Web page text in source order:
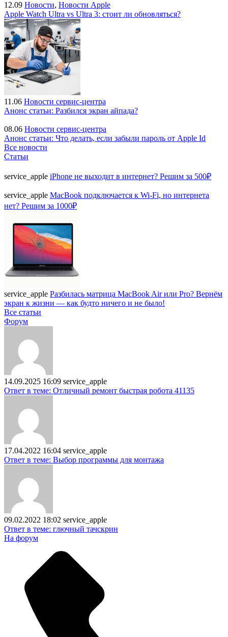
12.09 Новости, Новости Apple
Apple Watch Ultra vs Ultra 3: стоит ли обновляться?
11.06 Новости сервис-центра
Анонс статьи: Разбился экран айпада?
08.06 Новости сервис-центра
Анонс статьи: Что делать, если забыли пароль от Apple Id
Все новости
Статьи
service_apple iPhone не выходит в интернет? Решим за 500₽
service_apple MacBook подключается к Wi-Fi, но интернета
нет? Решим за 1000₽
service_apple Разбилась матрица MacBook Air или Pro? Вернём
экран к жизни — как будто ничего и не было!
Все статьи
Форум
14.09.2025 16:09 service_apple
Ответ в теме: Отличный ремонт быстрая робота 41135
17.04.2022 16:04 service_apple
Ответ в теме: Выбор программы для монтажа
09.02.2022 18:02 service_apple
Ответ в теме: глючный тачскрин
На форум